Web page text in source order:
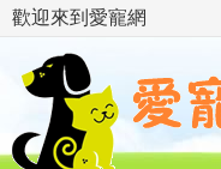
歡迎來到愛寵網